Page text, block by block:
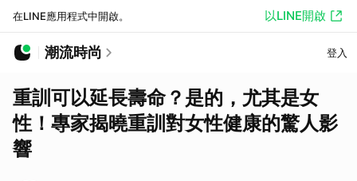
在LINE應用程式中開啟。 以LINE開啟
潮流時尚 登入
重訓可以延長壽命？是的，尤其是女
性！專家揭曉重訓對女性健康的驚人影
響